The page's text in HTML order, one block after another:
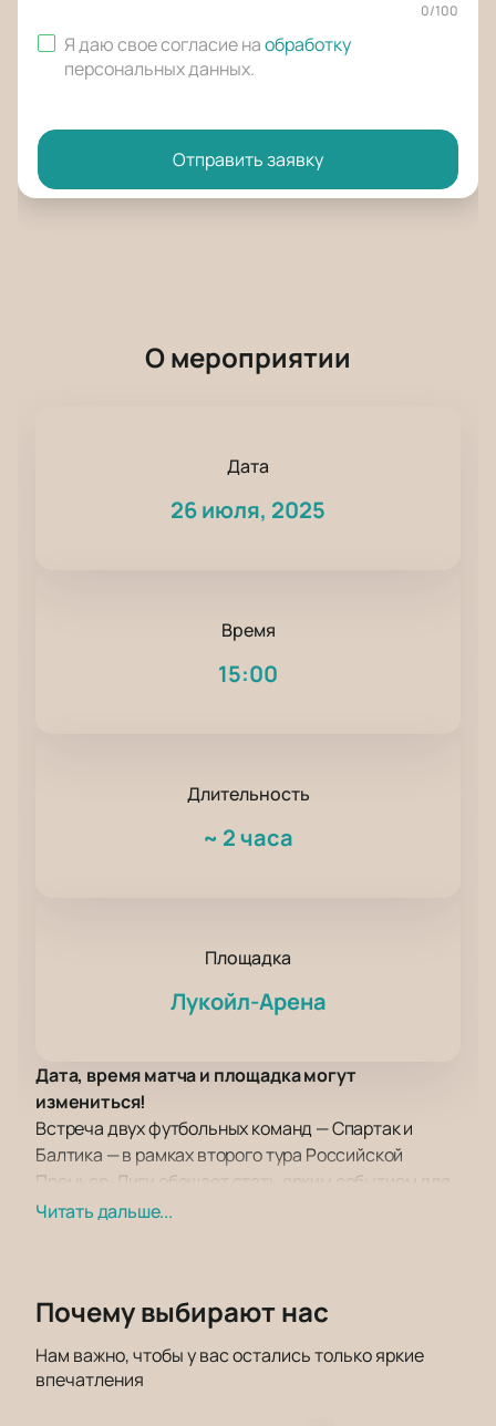
0/100
Я даю свое согласие наобработку
персональных данных.
Отправить заявку
О мероприятии
Дата
26 июля, 2025
Время
15:00
Длительность
~ 2 часа
Площадка
Лукойл-Арена
Дата, время матча и площадка могут
измениться!
Встреча двух футбольных команд — Спартак и
Балтика — в рамках второго тура Российской
Премьер-Лиги обещает стать ярким событием для
всех любителей спорта. Этот матч пройдет на
«Лукойл Арена» — это не просто место проведения
футбола. Стадион оснащен по последнему слову
техники, что обеспечивает комфортное
Читать дальше...
Почему выбирают нас
Нам важно, чтобы у вас остались только яркие
впечатления